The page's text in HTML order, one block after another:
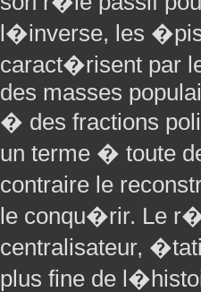
l�inverse, les
caract�risent par
des masses
� des fractions
un terme � toute
contraire le
le conqu�rir. Le
centralisateur,
plus fine de